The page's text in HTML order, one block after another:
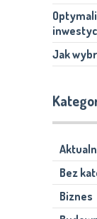
Jak
Bez
Biznes